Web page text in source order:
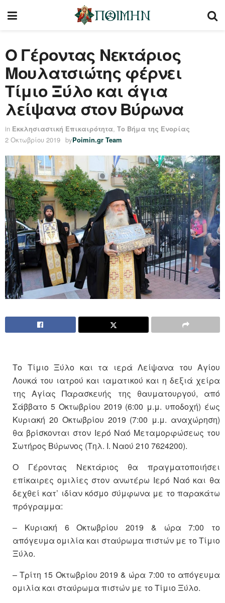
Ο Γέροντας Νεκτάριος
Μουλατσιώτης φέρνει
Τίμιο Ξύλο και άγια
λείψανα στον Βύρωνα
in Εκκλησιαστική Επικαιρότητα, Το Βήμα της Ενορίας
2 Οκτωβρίου 2019 byPoimin.gr Team
Το Τίμιο Ξύλο και τα ιερά Λείψανα του Αγίου
Λουκά του ιατρού και ιαματικού και η δεξιά χείρα
της Αγίας Παρασκευής της θαυματουργού, από
Σάββατο 5 Οκτωβρίου 2019 (6:00 μ.μ. υποδοχή) έως
Κυριακή 20 Οκτωβρίου 2019 (7:00 μ.μ. αναχώρηση)
θα βρίσκονται στον Ιερό Ναό Μεταμορφώσεως του
Σωτήρος Βύρωνος (Τηλ. Ι. Ναού 210 7624200).
Ο Γέροντας Νεκτάριος θα πραγματοποιήσει
επίκαιρες ομιλίες στον ανωτέρω Ιερό Ναό και θα
δεχθεί κατ’ ιδίαν κόσμο σύμφωνα με το παρακάτω
πρόγραμμα:
– Κυριακή 6 Οκτωβρίου 2019 & ώρα 7:00 το
απόγευμα ομιλία και σταύρωμα πιστών με το Τίμιο
Ξύλο.
– Τρίτη 15 Οκτωβρίου 2019 & ώρα 7:00 το απόγευμα
ομιλία και σταύρωμα πιστών με το Τίμιο Ξύλο.